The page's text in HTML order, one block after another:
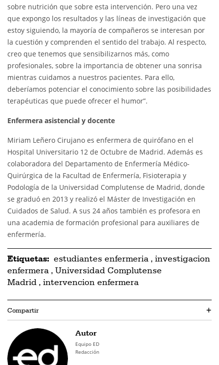
sobre nutrición que sobre esta intervención. Pero una vez
que expongo los resultados y las líneas de investigación que
estoy siguiendo, la mayoría de compañeros se interesan por
la cuestión y comprenden el sentido del trabajo. Al respecto,
creo que tenemos que sensibilizarnos más, como
profesionales, sobre la importancia de obtener una sonrisa
mientras cuidamos a nuestros pacientes. Para ello,
deberíamos potenciar el conocimiento sobre las posibilidades
terapéuticas que puede ofrecer el humor”.
Enfermera asistencial y docente
Miriam Leñero Cirujano es enfermera de quirófano en el
Hospital Universitario 12 de Octubre de Madrid. Además es
colaboradora del Departamento de Enfermería Médico-
Quirúrgica de la Facultad de Enfermería, Fisioterapia y
Podología de la Universidad Complutense de Madrid, donde
se graduó en 2013 y realizó el Máster de Investigación en
Cuidados de Salud. A sus 24 años también es profesora en
una academia de formación profesional para auxiliares de
enfermería.
Etiquetas: estudiantes enfermeria , investigacion
enfermera , Universidad Complutense
Madrid , intervencion enfermera
Compartir +
Autor
Equipo ED
Redacción